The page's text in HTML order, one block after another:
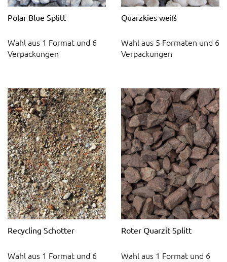
Polar Blue Splitt
Wahl aus 1 Format und 6
Verpackungen
Quarzkies weiß
Wahl aus 5 Formaten und 6
Verpackungen
Recycling Schotter
Wahl aus 1 Format und 6
Roter Quarzit Splitt
Wahl aus 1 Format und 6